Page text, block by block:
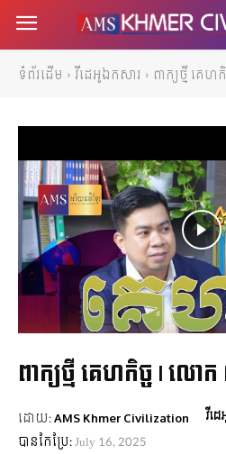
ទំព័រដើម វីដេអូឯកសារ ពាក្យថ្មី គេហ
ពាក្យថ្មី គេហកិច្ច | លោក
ដោយ:AMS Khmer Civilization វីដ
បានកែប្រែ:July 16, 2025